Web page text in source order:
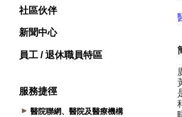
社區伙伴
新聞中心
員工 / 退休職員特區
服務捷徑
醫院聯網、醫院及醫療機構